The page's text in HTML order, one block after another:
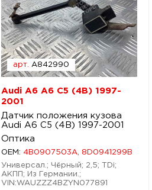
арт. A842990
Audi A6 A6 C5 (4B) 1997-
2001
Датчик положения кузова
Audi A6 C5 (4B) 1997-2001
Оптика
OEM: 4B0907503A, 8D0941299B
Универсал.; Чёрный; 2,5; TDi;
АКПП; Из Германии.;
VIN:WAUZZZ4BZYN077891